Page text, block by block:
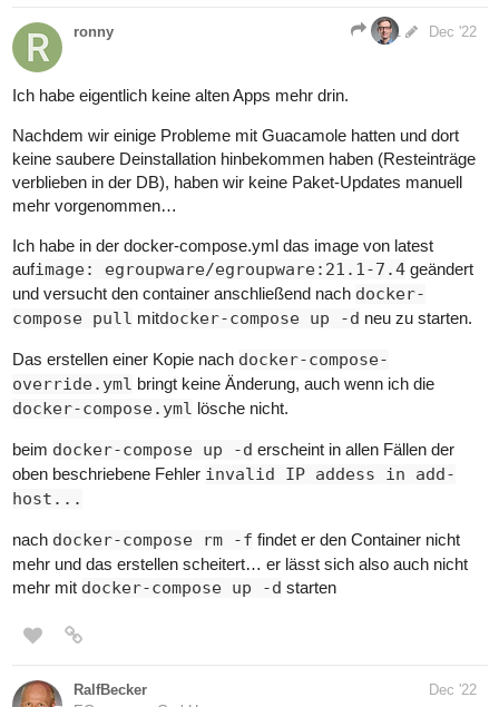
ronny Dec '22
1
Ich habe eigentlich keine alten Apps mehr drin.
Nachdem wir einige Probleme mit Guacamole hatten und dort
keine saubere Deinstallation hinbekommen haben (Resteinträge
verblieben in der DB), haben wir keine Paket-Updates manuell
mehr vorgenommen…
Ich habe in der docker-compose.yml das image von latest
aufimage: egroupware/egroupware:21.1-7.4 geändert
und versucht den container anschließend nach docker-
compose pull mitdocker-compose up -d neu zu starten.
Das erstellen einer Kopie nach docker-compose-
override.yml bringt keine Änderung, auch wenn ich die
docker-compose.yml lösche nicht.
beim docker-compose up -d erscheint in allen Fällen der
oben beschriebene Fehler invalid IP addess in add-
host...
nach docker-compose rm -f findet er den Container nicht
mehr und das erstellen scheitert… er lässt sich also auch nicht
mehr mit docker-compose up -d starten
RalfBecker
Dec '22